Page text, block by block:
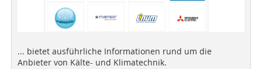
... bietet ausführliche Informationen rund um die
Anbieter von Kälte- und Klimatechnik.